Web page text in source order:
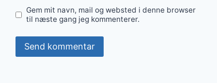
Gem mit navn, mail og websted i denne browser
til næste gang jeg kommenterer.